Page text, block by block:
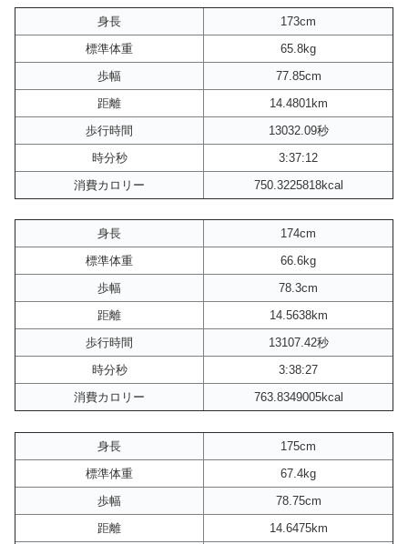
身長
173cm
標準体重
65.8kg
歩幅
77.85cm
距離
14.4801km
歩行時間
13032.09秒
時分秒
3:37:12
消費カロリー
750.3225818kcal
身長
174cm
標準体重
66.6kg
歩幅
78.3cm
距離
14.5638km
歩行時間
13107.42秒
時分秒
3:38:27
消費カロリー
763.8349005kcal
身長
175cm
標準体重
67.4kg
歩幅
78.75cm
距離
14.6475km